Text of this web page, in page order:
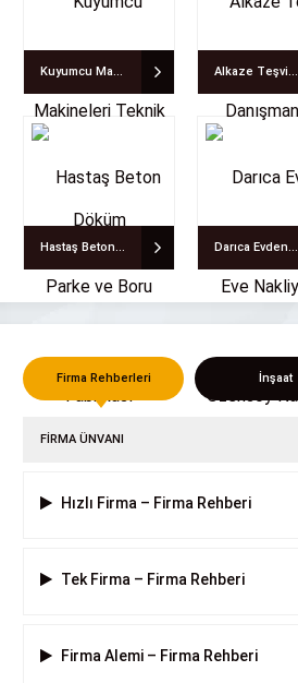
Kuyumcu Makineleri Teknik Döküm Alkaze Teşvik Danışmanlığı
Hastaş Beton Parke ve Boru Fabrikası Darıca Evden Eve Nakliyat | Özensoy Nakliyat
Firma Rehberleri İnşaat
FİRMA ÜNVANI
Hızlı Firma – Firma Rehberi
Tek Firma – Firma Rehberi
Firma Alemi – Firma Rehberi